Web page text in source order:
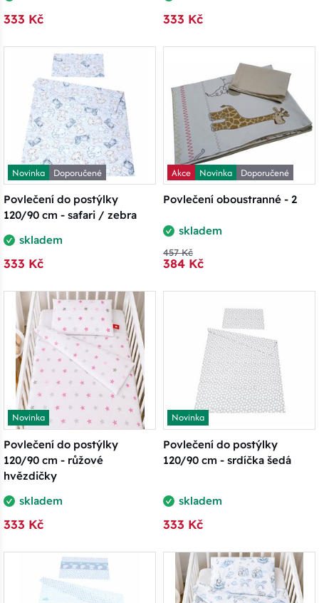
333 Kč 333 Kč
Novinka
Doporučené
Povlečení do postýlky
120/90 cm - safari / zebra
skladem
333 Kč
Akce Novinka
Doporučené
Povlečení oboustranné - 2
skladem
457 Kč
384 Kč
Novinka
Povlečení do postýlky
120/90 cm - růžové
hvězdičky
skladem
333 Kč
Novinka
Povlečení do postýlky
120/90 cm - srdíčka šedá
skladem
333 Kč